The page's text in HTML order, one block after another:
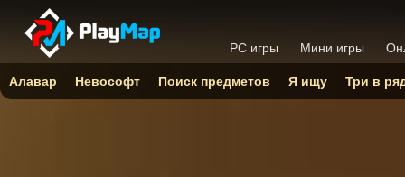
PC игры Мини игры
Алавар Невософт Поиск предметов Я ищу Три в